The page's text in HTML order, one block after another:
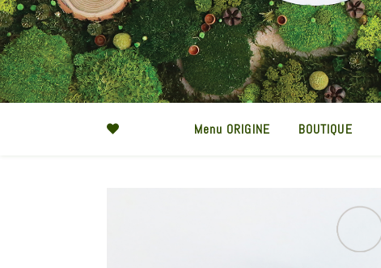
Menu ORIGINE BOUTIQUE